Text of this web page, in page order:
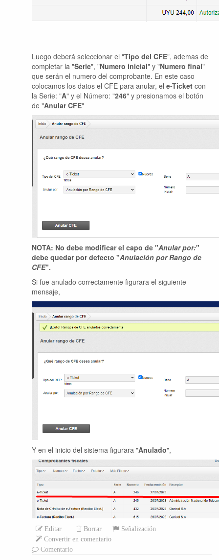
Luego deberá seleccionar el "Tipo del CFE", ademas de
completar la "Serie", "Numero inicial" y "Numero final"
que serán el numero del comprobante. En este caso
colocamos los datos el CFE para anular, el e-Ticket con
la Serie: "A" y el Número: "246" y presionamos el botón
de "Anular CFE"
NOTA: No debe modificar el capo de "Anular por:"
debe quedar por defecto "Anulación por Rango de
CFE".
Si fue anulado correctamente figurara el siguiente
mensaje,
Y en el inicio del sistema figurara "Anulado",
Editar Borrar
Señalización
Convertir en comentario
Comentario